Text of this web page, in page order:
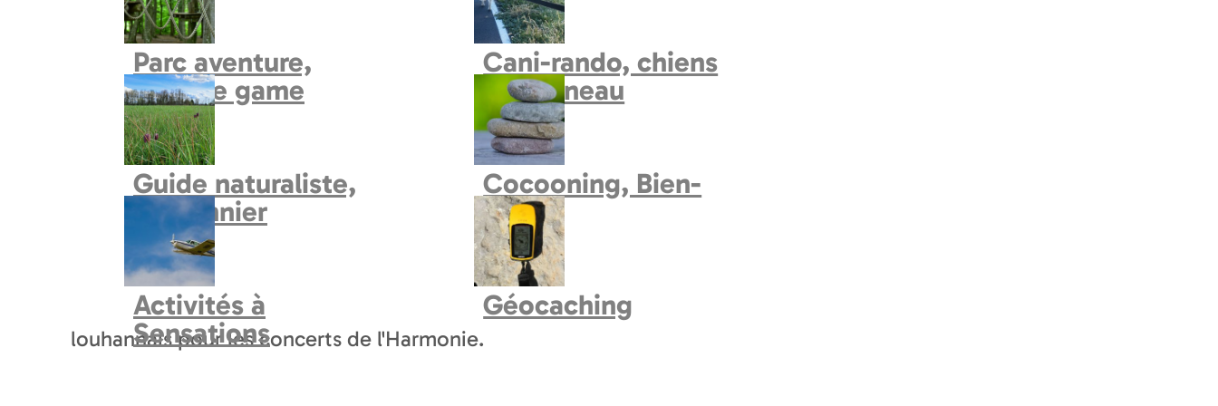
Circuits en voiture
Parc aventure,
explore game
Cani-rando, chiens
de traineau
Guide naturaliste,
fauconnier
Cocooning, Bien-
Etre
Activités à
Sensations
Géocaching
PHOTOS
Construit au début du XX kiosquea été, jusqu'en 1970 environ, le rendez-vous hebdomadaire des
louhannais pour les concerts de l'Harmonie.